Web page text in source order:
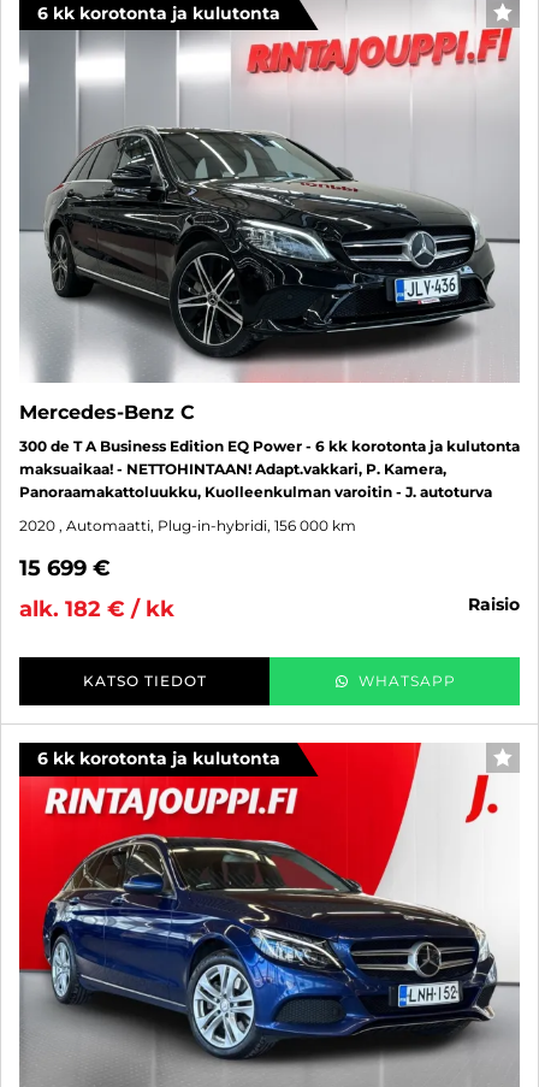
6 kk korotonta ja kulutonta
Mercedes-Benz C
300 de T A Business Edition EQ Power - 6 kk korotonta ja kulutonta
maksuaikaa! - NETTOHINTAAN! Adapt.vakkari, P. Kamera,
Panoraamakattoluukku, Kuolleenkulman varoitin - J. autoturva
2020 , Automaatti, Plug-in-hybridi, 156 000 km
15 699 €
alk. 182 € / kk
raisio
KATSO TIEDOT WHATSAPP
6 kk korotonta ja kulutonta